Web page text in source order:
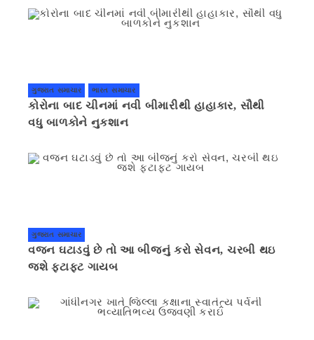
ગુજરાત સમાચાર ભારત સમાચાર
કોરોના બાદ ચીનમાં નવી બીમારીથી હાહાકાર, સૌથી
વધુ બાળકોને નુકશાન
ગુજરાત સમાચાર
વજન ઘટાડવું છે તો આ બીજનું કરો સેવન, ચરબી થઇ
જશે ફટાફટ ગાયબ